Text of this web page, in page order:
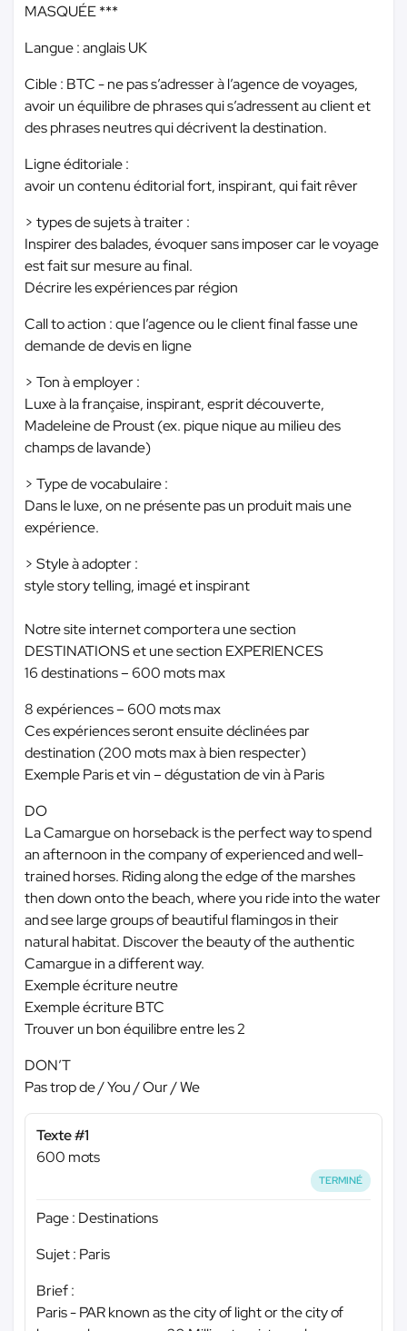
MASQUÉE ***
Langue : anglais UK
Cible : BTC - ne pas s’adresser à l’agence de voyages,
avoir un équilibre de phrases qui s’adressent au client et
des phrases neutres qui décrivent la destination.
Ligne éditoriale :
avoir un contenu éditorial fort, inspirant, qui fait rêver
> types de sujets à traiter :
Inspirer des balades, évoquer sans imposer car le voyage
est fait sur mesure au final.
Décrire les expériences par région
Call to action : que l’agence ou le client final fasse une
demande de devis en ligne
> Ton à employer :
Luxe à la française, inspirant, esprit découverte,
Madeleine de Proust (ex. pique nique au milieu des
champs de lavande)
> Type de vocabulaire :
Dans le luxe, on ne présente pas un produit mais une
expérience.
> Style à adopter :
style story telling, imagé et inspirant
Notre site internet comportera une section
DESTINATIONS et une section EXPERIENCES
16 destinations – 600 mots max
8 expériences – 600 mots max
Ces expériences seront ensuite déclinées par
destination (200 mots max à bien respecter)
Exemple Paris et vin – dégustation de vin à Paris
DO
La Camargue on horseback is the perfect way to spend
an afternoon in the company of experienced and well-
trained horses. Riding along the edge of the marshes
then down onto the beach, where you ride into the water
and see large groups of beautiful flamingos in their
natural habitat. Discover the beauty of the authentic
Camargue in a different way.
Exemple écriture neutre
Exemple écriture BTC
Trouver un bon équilibre entre les 2
DON’T
Pas trop de / You / Our / We
Texte #1
600 mots
TERMINÉ
Page : Destinations
Sujet : Paris
Brief :
Paris - PAR known as the city of light or the city of